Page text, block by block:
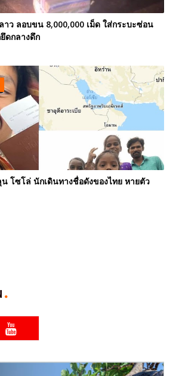
ว ลอบขน 8,000,000 เม็ด ใส่กระบะซ่อน
ดกลางดึก
โซโล่ นักเดินทางชื่อดังของไทย หายตัว